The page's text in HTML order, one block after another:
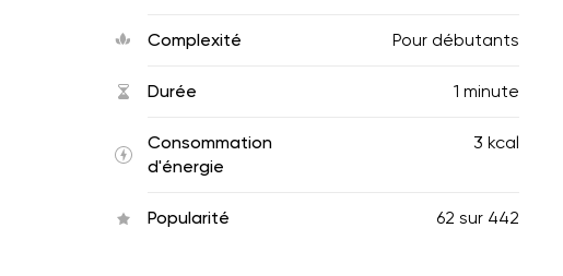
Complexité Pour débutants
Durée 1 minute
Consommation
d'énergie
3 kcal
Popularité 62 sur 442